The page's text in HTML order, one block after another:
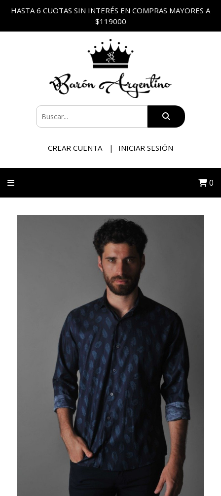
HASTA 6 CUOTAS SIN INTERÉS EN COMPRAS MAYORES A
$119000
CREAR CUENTA INICIAR SESIÓN
0